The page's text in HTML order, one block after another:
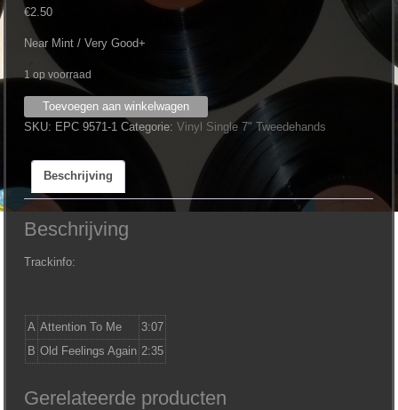
€2.50
Near Mint / Very Good+
1 op voorraad
Nolans
‎–
To
aantal
Toevoegen aan winkelwagen
SKU: EPC 9571-1 Categorie:Vinyl Single 7" Tweedehands
Beschrijving
Beschrijving
Trackinfo:
A Attention To Me
3:07
B Old Feelings Again 2:35
Gerelateerde producten